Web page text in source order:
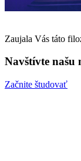
Zaujala Vás táto
Navštívte našu
Začnite študovať